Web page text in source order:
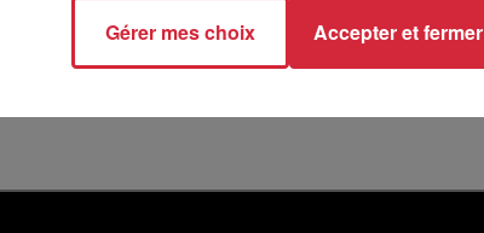
Gérer mes choix Accepter et fermer